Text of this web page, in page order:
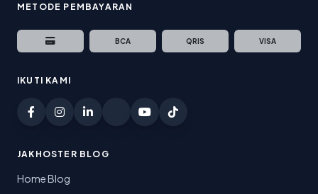
METODE PEMBAYARAN
BCA QRIS VISA
IKUTI KAMI
JAKHOSTER BLOG
Home Blog